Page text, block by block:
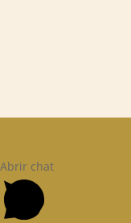
Abrir chat